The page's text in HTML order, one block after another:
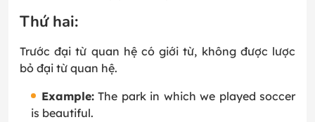
Thứ hai:
Trước đại từ quan hệ có giới từ, không được lược
bỏ đại từ quan hệ.
Example: The park in which we played soccer
is beautiful.